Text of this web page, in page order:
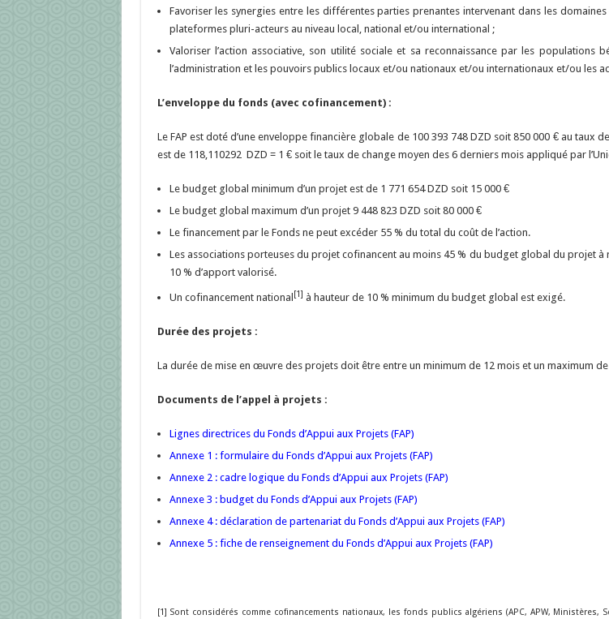
Favoriser les synergies entre les différentes parties prenantes intervenant dans les
plateformes pluri-acteurs au niveau local, national et/ou international ;
Valoriser l’action associative, son utilité sociale et sa reconnaissance par les populations
l’administration et les pouvoirs publics locaux et/ou nationaux et/ou internationaux et/ou les
L’enveloppe du fonds (avec cofinancement) :
Le FAP est doté d’une enveloppe financière globale de 100 393 748 DZD soit 850 000 € au taux
est de 118,110292 DZD = 1 € soit le taux de change moyen des 6 derniers mois appliqué par
Le budget global minimum d’un projet est de 1 771 654 DZD soit 15 000 €
Le budget global maximum d’un projet 9 448 823 DZD soit 80 000 €
Le financement par le Fonds ne peut excéder 55 % du total du coût de l’action.
Les associations porteuses du projet cofinancent au moins 45 % du budget global du projet à
10 % d’apport valorisé.
Un cofinancement national [1] à hauteur de 10 % minimum du budget global est exigé.
Durée des projets :
La durée de mise en œuvre des projets doit être entre un minimum de 12 mois et un maximum
Documents de l’appel à projets :
Lignes directrices du Fonds d’Appui aux Projets (FAP)
Annexe 1 : formulaire du Fonds d’Appui aux Projets (FAP)
Annexe 2 : cadre logique du Fonds d’Appui aux Projets (FAP)
Annexe 3 : budget du Fonds d’Appui aux Projets (FAP)
Annexe 4 : déclaration de partenariat du Fonds d’Appui aux Projets (FAP)
Annexe 5 : fiche de renseignement du Fonds d’Appui aux Projets (FAP)
[1] Sont considérés comme cofinancements nationaux, les fonds publics algériens (APC, APW, Ministères,